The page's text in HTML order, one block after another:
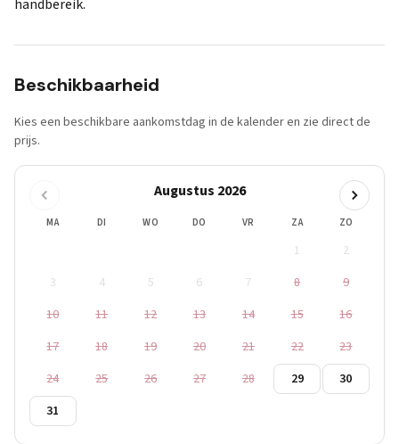
handbereik.
Beschikbaarheid
Kies een beschikbare aankomstdag in de kalender en zie direct de
prijs.
Augustus 2026
MA DI WO DO VR ZA ZO
1
2
3
4 5 6 7 8
9
10
11 12 13 14 15
16
17
18 19 20 21 22
23
24
25 26 27 28 29
30
31